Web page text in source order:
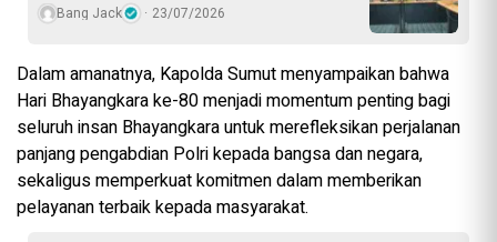
Bang Jack 23/07/2026
Dalam amanatnya, Kapolda Sumut menyampaikan bahwa
Hari Bhayangkara ke-80 menjadi momentum penting bagi
seluruh insan Bhayangkara untuk merefleksikan perjalanan
panjang pengabdian Polri kepada bangsa dan negara,
sekaligus memperkuat komitmen dalam memberikan
pelayanan terbaik kepada masyarakat.